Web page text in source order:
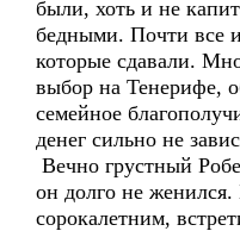
были, хоть и не
бедными. Почти все
которые сдавали.
выбор на Тенерифе,
семейное
денег сильно не
Вечно грустный
он долго не
сорокалетним,